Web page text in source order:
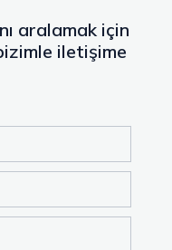
aralamak için
iletişime